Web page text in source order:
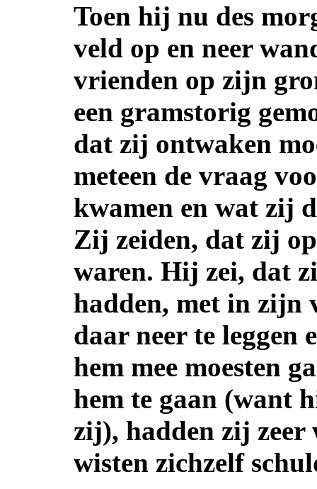
Toen hij nu des
veld op en neer
vrienden op zijn
een gramstorig
dat zij ontwaken
meteen de vraag
kwamen en wat zij
Zij zeiden, dat zij
waren. Hij zei, dat
hadden, met in zijn
daar neer te leggen
hem mee moesten
hem te gaan (want
zij), hadden zij zeer
wisten zichzelf